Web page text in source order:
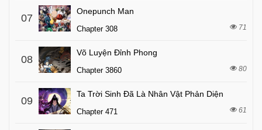
07
Onepunch Man
Chapter 308 71
08
Võ Luyện Đỉnh Phong
Chapter 3860 80
09
Ta Trời Sinh Đã Là Nhân Vật Phản Diện
Chapter 471 61